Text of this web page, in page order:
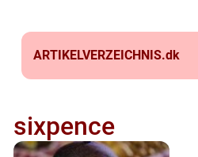
ARTIKELVERZEICHNIS.dk
sixpence